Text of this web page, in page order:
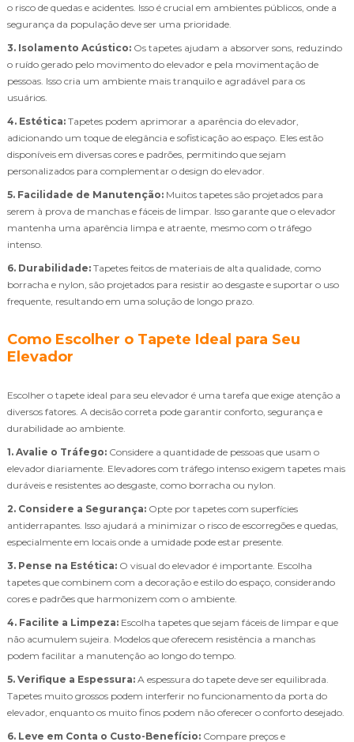
o risco de quedas e acidentes. Isso é crucial em ambientes públicos, onde a
segurança da população deve ser uma prioridade.
3. Isolamento Acústico: Os tapetes ajudam a absorver sons, reduzindo
o ruído gerado pelo movimento do elevador e pela movimentação de
pessoas. Isso cria um ambiente mais tranquilo e agradável para os
usuários.
4. Estética: Tapetes podem aprimorar a aparência do elevador,
adicionando um toque de elegância e sofisticação ao espaço. Eles estão
disponíveis em diversas cores e padrões, permitindo que sejam
personalizados para complementar o design do elevador.
5. Facilidade de Manutenção: Muitos tapetes são projetados para
serem à prova de manchas e fáceis de limpar. Isso garante que o elevador
mantenha uma aparência limpa e atraente, mesmo com o tráfego
intenso.
6. Durabilidade: Tapetes feitos de materiais de alta qualidade, como
borracha e nylon, são projetados para resistir ao desgaste e suportar o uso
frequente, resultando em uma solução de longo prazo.
Como Escolher o Tapete Ideal para Seu
Elevador
Escolher o tapete ideal para seu elevador é uma tarefa que exige atenção a
diversos fatores. A decisão correta pode garantir conforto, segurança e
durabilidade ao ambiente.
1. Avalie o Tráfego: Considere a quantidade de pessoas que usam o
elevador diariamente. Elevadores com tráfego intenso exigem tapetes mais
duráveis e resistentes ao desgaste, como borracha ou nylon.
2. Considere a Segurança: Opte por tapetes com superfícies
antiderrapantes. Isso ajudará a minimizar o risco de escorregões e quedas,
especialmente em locais onde a umidade pode estar presente.
3. Pense na Estética: O visual do elevador é importante. Escolha
tapetes que combinem com a decoração e estilo do espaço, considerando
cores e padrões que harmonizem com o ambiente.
4. Facilite a Limpeza: Escolha tapetes que sejam fáceis de limpar e que
não acumulem sujeira. Modelos que oferecem resistência a manchas
podem facilitar a manutenção ao longo do tempo.
5. Verifique a Espessura: A espessura do tapete deve ser equilibrada.
Tapetes muito grossos podem interferir no funcionamento da porta do
elevador, enquanto os muito finos podem não oferecer o conforto desejado.
6. Leve em Conta o Custo-Benefício: Compare preços e